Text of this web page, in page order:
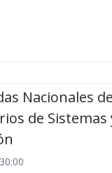
Nacionales
de Sistemas